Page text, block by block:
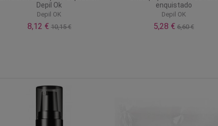
Depil Ok
Depil OK
8,12 € 10,15 €
enquistado
Depil OK
5,28 € 6,60 €